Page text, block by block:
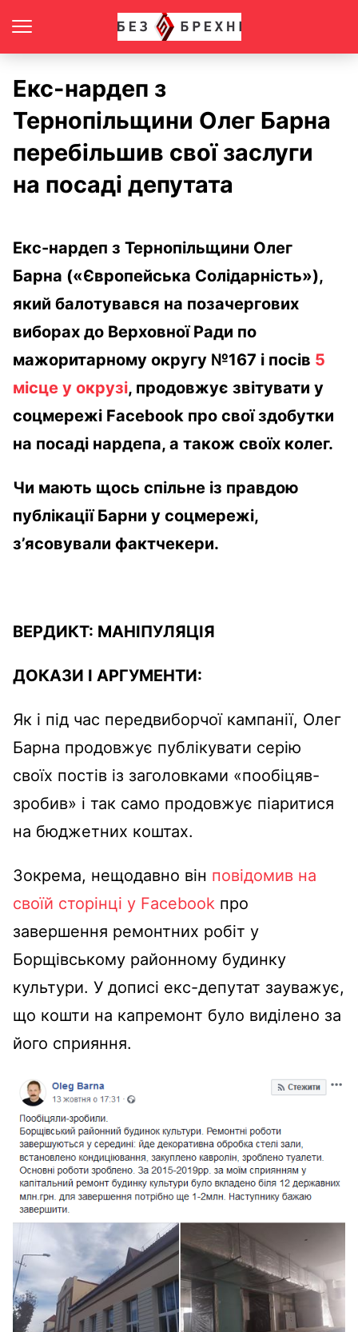
Екс-нардеп з
Тернопільщини Олег Барна
перебільшив свої заслуги
на посаді депутата
Екс-нардеп з Тернопільщини Олег
Барна («Європейська Солідарність»),
який балотувався на позачергових
виборах до Верховної Ради по
мажоритарному округу №167 і посів 5
місце у окрузі, продовжує звітувати у
соцмережі Facebook про свої здобутки
на посаді нардепа, а також своїх колег.
Чи мають щось спільне із правдою
публікації Барни у соцмережі,
з’ясовували фактчекери.
ВЕРДИКТ: МАНІПУЛЯЦІЯ
ДОКАЗИ І АРГУМЕНТИ:
Як і під час передвиборчої кампанії, Олег
Барна продовжує публікувати серію
своїх постів із заголовками «пообіцяв-
зробив» і так само продовжує піаритися
на бюджетних коштах.
Зокрема, нещодавно він повідомив на
своїй сторінці у Facebook про
завершення ремонтних робіт у
Борщівському районному будинку
культури. У дописі екс-депутат зауважує,
що кошти на капремонт було виділено за
його сприяння.